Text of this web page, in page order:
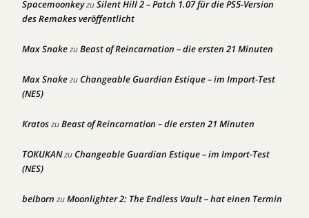
SpacemoonkeyzuSilent Hill 2 – Patch 1.07 für die PS5-Version
des Remakes veröffentlicht
Max SnakezuBeast of Reincarnation – die ersten 21 Minuten
Max SnakezuChangeable Guardian Estique – im Import-Test
(NES)
KratoszuBeast of Reincarnation – die ersten 21 Minuten
TOKUKANzuChangeable Guardian Estique – im Import-Test
(NES)
belborn zuMoonlighter 2: The Endless Vault – hat einen Termin